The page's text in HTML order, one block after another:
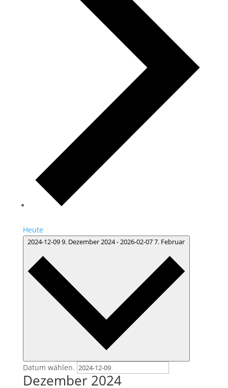
Heute
2024-12-099. Dezember 2024-2026-02-077. Februar
Datum wählen.
Dezember 2024